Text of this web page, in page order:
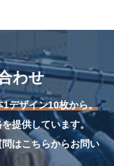
わせ
デザイン10枚から。
提供しています。
はこちらからお問い